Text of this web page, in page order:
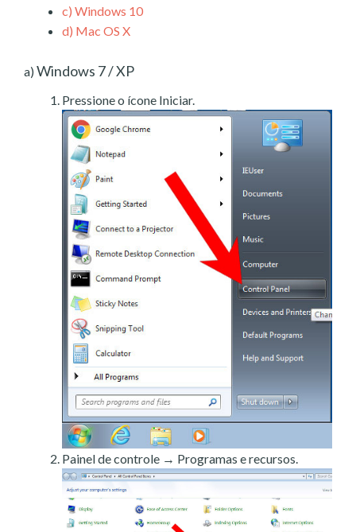
c) Windows 10
d) Mac OS X
a) Windows 7 / XP
Pressione o ícone Iniciar.
Painel de controle → Programas e recursos.